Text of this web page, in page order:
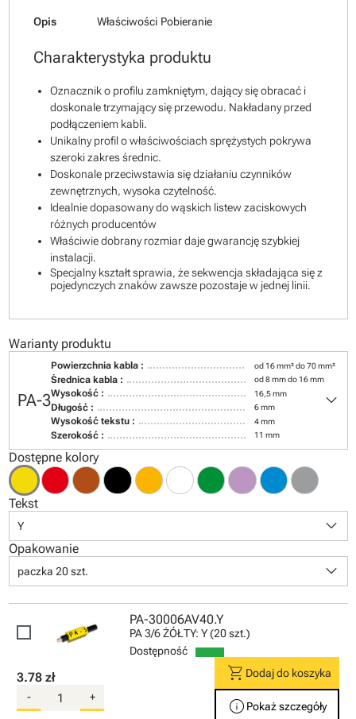
Opis Właściwości Pobieranie
Charakterystyka produktu
Oznacznik o profilu zamkniętym, dający się obracać i
doskonale trzymający się przewodu. Nakładany przed
podłączeniem kabli.
Unikalny profil o właściwościach sprężystych pokrywa
szeroki zakres średnic.
Doskonale przeciwstawia się działaniu czynników
zewnętrznych, wysoka czytelność.
Idealnie dopasowany do wąskich listew zaciskowych
różnych producentów
Właściwie dobrany rozmiar daje gwarancję szybkiej
instalacji.
Specjalny kształt sprawia, że sekwencja składająca się z
pojedynczych znaków zawsze pozostaje w jednej linii.
Warianty produktu
PA-3
Powierzchnia kabla : od 16 mm² do 70 mm²
Średnica kabla : od 8 mm do 16 mm
Wysokość : 16,5 mm
Długość : 6 mm
Wysokość tekstu : 4 mm
Szerokość : 11 mm
keyboard_arrow_down
Dostępne kolory
Tekst
Y keyboard_arrow_down
Opakowanie
paczka 20 szt. keyboard_arrow_down
PA-30006AV40.Y
PA 3/6 ŻÓŁTY: Y (20 szt.)
Dostępność
3.78 zł
- +
shopping_cart Dodaj do koszyka
info Pokaż szczegóły